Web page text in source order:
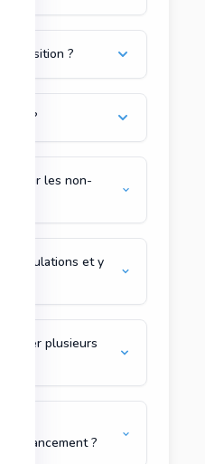
?
?
pour les non-
simulations et y
plusieurs
le financement ?